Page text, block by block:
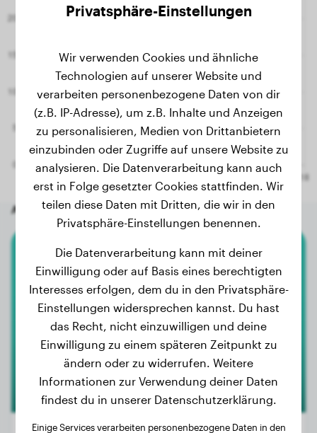
Andere zufällige Hunde
American Bully Xl
Terror
Privatsphäre-Einstellungen
Wir verwenden Cookies und ähnliche
Technologien auf unserer Website und
verarbeiten personenbezogene Daten von dir
(z.B. IP-Adresse), um z.B. Inhalte und Anzeigen
zu personalisieren, Medien von Drittanbietern
einzubinden oder Zugriffe auf unsere Website zu
analysieren. Die Datenverarbeitung kann auch
erst in Folge gesetzter Cookies stattfinden. Wir
teilen diese Daten mit Dritten, die wir in den
Privatsphäre-Einstellungen benennen.
Die Datenverarbeitung kann mit deiner
Einwilligung oder auf Basis eines berechtigten
Interesses erfolgen, dem du in den Privatsphäre-
Einstellungen widersprechen kannst. Du hast
das Recht, nicht einzuwilligen und deine
Einwilligung zu einem späteren Zeitpunkt zu
ändern oder zu widerrufen. Weitere
Informationen zur Verwendung deiner Daten
findest du in unserer Datenschutzerklärung.
Einige Services verarbeiten personenbezogene Daten in den